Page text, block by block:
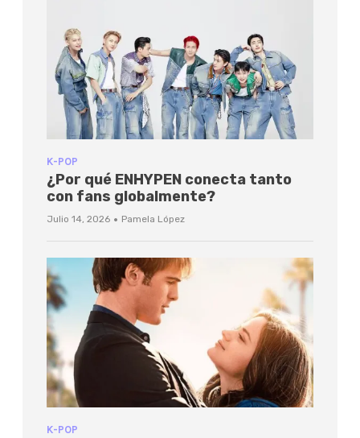
K-POP
¿Por qué ENHYPEN conecta tanto
con fans globalmente?
Julio 14, 2026 · Pamela López
K-POP